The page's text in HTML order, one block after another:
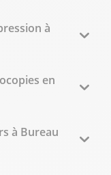
à
en
à Bureau